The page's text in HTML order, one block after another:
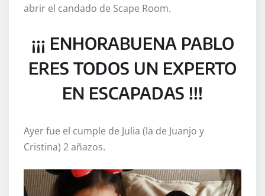
abrir el candado de Scape Room.
¡¡¡ ENHORABUENA PABLO
ERES TODOS UN EXPERTO
EN ESCAPADAS !!!
Ayer fue el cumple de Julia (la de Juanjo y
Cristina) 2 añazos.